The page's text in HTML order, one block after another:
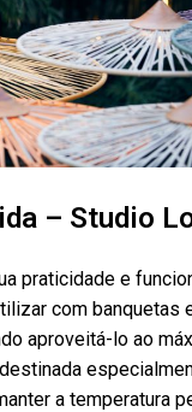
– Studio
praticidade e
com banquetas
aproveitá-lo ao
a temperatura